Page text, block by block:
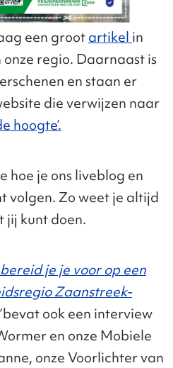
een grootartikel in
regio. Daarnaast is
en staan er
die verwijzen naar
hoogte’.
hoe je ons liveblog en
volgen. Zo weet je altijd
jij kunt doen.
je je voor op een
Zaanstreek-
bevat ook een interview
en onze Mobiele
onze Voorlichter van